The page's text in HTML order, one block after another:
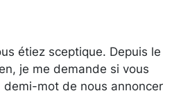
étiez sceptique. Depuis le
je me demande si vous
mot de nous annoncer